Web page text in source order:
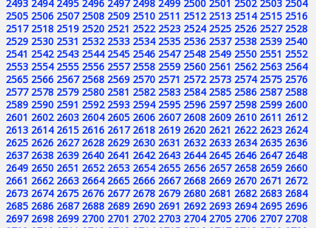
2493 2494 2495 2496 2497 2498 2499 2500 2501 2502 2503 2504
2505 2506 2507 2508 2509 2510 2511 2512 2513 2514 2515 2516
2517 2518 2519 2520 2521 2522 2523 2524 2525 2526 2527 2528
2529 2530 2531 2532 2533 2534 2535 2536 2537 2538 2539 2540
2541 2542 2543 2544 2545 2546 2547 2548 2549 2550 2551 2552
2553 2554 2555 2556 2557 2558 2559 2560 2561 2562 2563 2564
2565 2566 2567 2568 2569 2570 2571 2572 2573 2574 2575 2576
2577 2578 2579 2580 2581 2582 2583 2584 2585 2586 2587 2588
2589 2590 2591 2592 2593 2594 2595 2596 2597 2598 2599 2600
2601 2602 2603 2604 2605 2606 2607 2608 2609 2610 2611 2612
2613 2614 2615 2616 2617 2618 2619 2620 2621 2622 2623 2624
2625 2626 2627 2628 2629 2630 2631 2632 2633 2634 2635 2636
2637 2638 2639 2640 2641 2642 2643 2644 2645 2646 2647 2648
2649 2650 2651 2652 2653 2654 2655 2656 2657 2658 2659 2660
2661 2662 2663 2664 2665 2666 2667 2668 2669 2670 2671 2672
2673 2674 2675 2676 2677 2678 2679 2680 2681 2682 2683 2684
2685 2686 2687 2688 2689 2690 2691 2692 2693 2694 2695 2696
2697 2698 2699 2700 2701 2702 2703 2704 2705 2706 2707 2708